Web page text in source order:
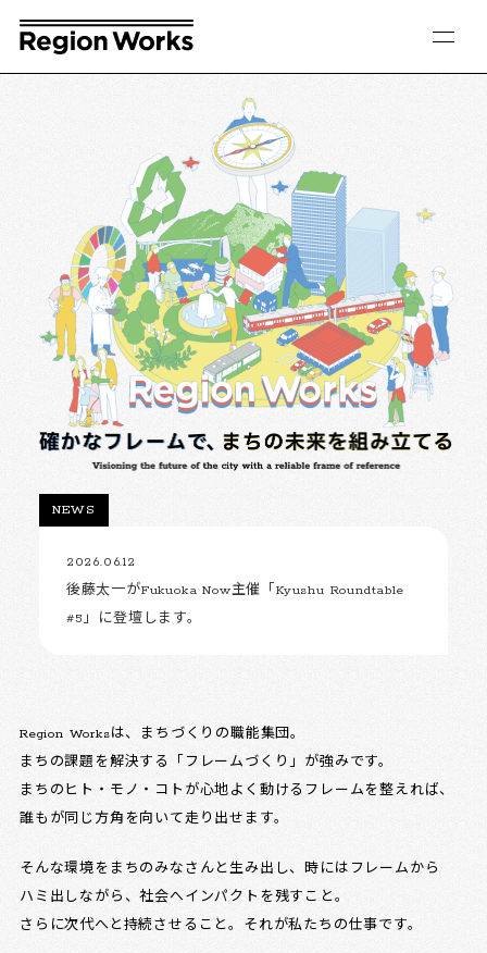
NEWS
2026.06.12
後藤太一がFukuoka Now主催「Kyushu Roundtable
#5」に登壇します。
Region Worksは、まちづくりの職能集団。
まちの課題を解決する「フレームづくり」が強みです。
まちのヒト・モノ・コトが心地よく動けるフレームを整えれば、
誰もが同じ方角を向いて走り出せます。
そんな環境をまちのみなさんと生み出し、時にはフレームから
ハミ出しながら、社会へインパクトを残すこと。
さらに次代へと持続させること。それが私たちの仕事です。